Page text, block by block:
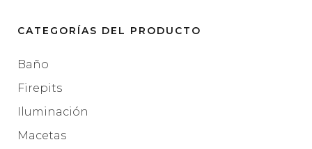
CATEGORÍAS DEL PRODUCTO
Baño
Firepits
Iluminación
Macetas